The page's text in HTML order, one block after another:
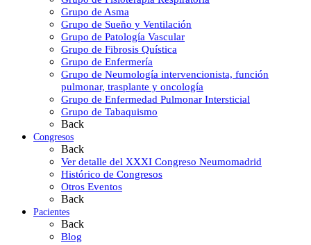
Grupo de Asma
Grupo de Sueño y Ventilación
Grupo de Patología Vascular
Grupo de Fibrosis Quística
Grupo de Enfermería
Grupo de Neumología intervencionista, función
pulmonar, trasplante y oncología
Grupo de Enfermedad Pulmonar Intersticial
Grupo de Tabaquismo
Back
Congresos
Back
Ver detalle del XXXI Congreso Neumomadrid
Histórico de Congresos
Otros Eventos
Back
Pacientes
Back
Blog